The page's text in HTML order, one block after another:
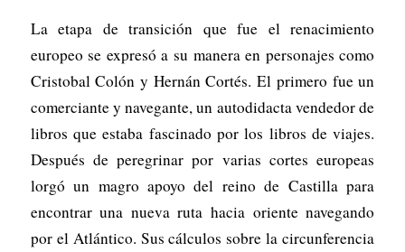
La etapa de transición que fue el renacimiento
europeo se expresó a su manera en personajes como
Cristobal Colón y Hernán Cortés. El primero fue un
comerciante y navegante, un autodidacta vendedor de
libros que estaba fascinado por los libros de viajes.
Después de peregrinar por varias cortes europeas
lorgó un magro apoyo del reino de Castilla para
encontrar una nueva ruta hacia oriente navegando
por el Atlántico. Sus cálculos sobre la circunferencia